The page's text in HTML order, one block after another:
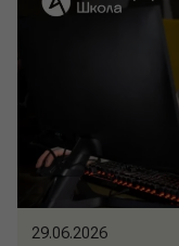
29.06.2026